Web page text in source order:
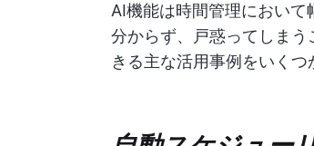
AI機能は時間管理におい
分からず、戸惑ってしま
きる主な活用事例をいくつ